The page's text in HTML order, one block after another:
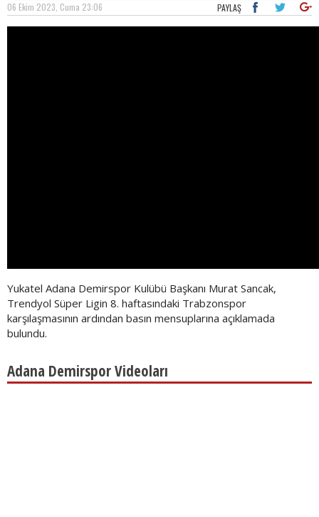
06 Ekim 2023, Cuma 23:06 PAYLAŞ
Yukatel Adana Demirspor Kulübü Başkanı Murat Sancak,
Trendyol Süper Ligin 8. haftasındaki Trabzonspor
karşılaşmasının ardından basın mensuplarına açıklamada
bulundu.
Adana Demirspor Videoları